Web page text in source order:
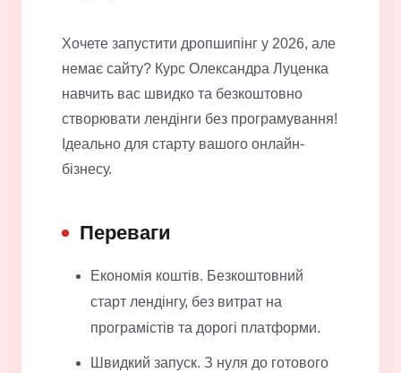
Хочете запустити дропшипінг у 2026, але
немає сайту? Курс Олександра Луценка
навчить вас швидко та безкоштовно
створювати лендінги без програмування!
Ідеально для старту вашого онлайн-
бізнесу.
Переваги
Економія коштів. Безкоштовний
старт лендінгу, без витрат на
програмістів та дорогі платформи.
Швидкий запуск. З нуля до готового